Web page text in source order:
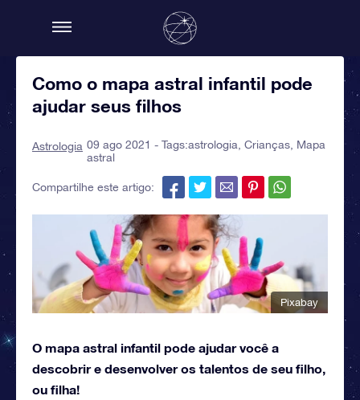
Como o mapa astral infantil pode
ajudar seus filhos
Astrologia 09 ago 2021 - Tags:astrologia Crianças Mapa
astral
Compartilhe este artigo:
Pixabay
O mapa astral infantil pode ajudar você a
descobrir e desenvolver os talentos de seu filho,
ou filha!